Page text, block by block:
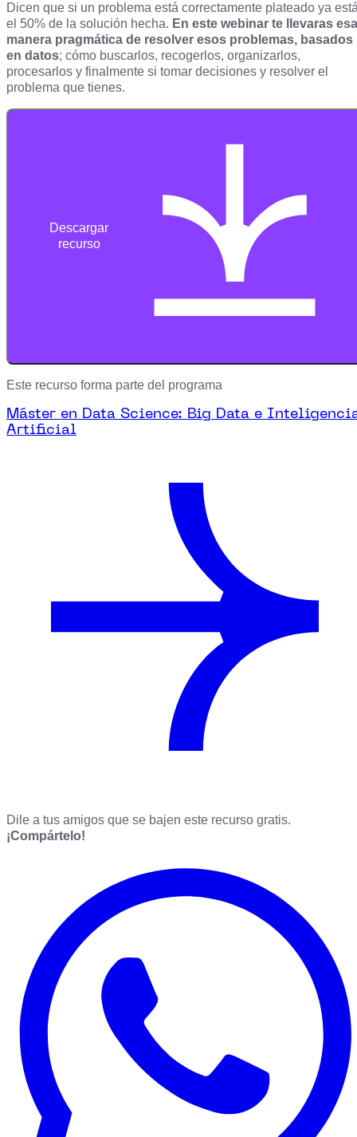
Dicen que si un problema está correctamente plateado ya
el 50% de la solución hecha. En este webinar te llevaras esa
manera pragmática de resolver esos problemas, basados
en datos; cómo buscarlos, recogerlos, organizarlos,
procesarlos y finalmente si tomar decisiones y resolver el
problema que tienes.
Descargar
recurso
Este recurso forma parte del programa
Máster en Data Science: Big Data e
Artificial
Dile a tus amigos que se bajen este recurso gratis.
¡Compártelo!